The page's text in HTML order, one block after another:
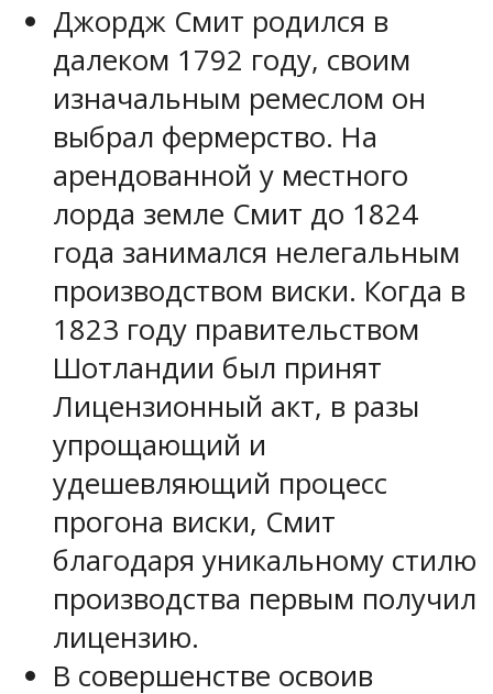
Джордж Смит родился в
далеком 1792 году, своим
изначальным ремеслом он
выбрал фермерство. На
арендованной у местного
лорда земле Смит до 1824
года занимался нелегальным
производством виски. Когда в
1823 году правительством
Шотландии был принят
Лицензионный акт, в разы
упрощающий и
удешевляющий процесс
прогона виски, Смит
благодаря уникальному стилю
производства первым получил
лицензию.
В совершенстве освоив